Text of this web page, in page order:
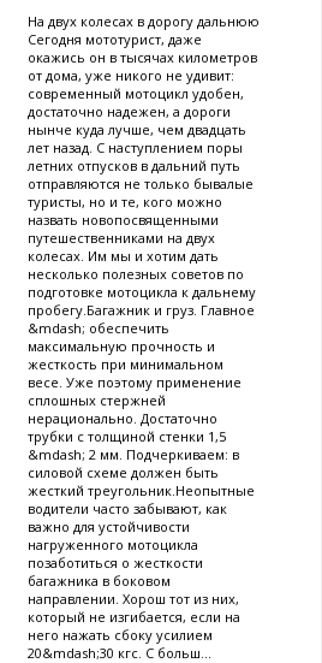
На двух колесах в дорогу дальнюю
Сегодня мототурист, даже
окажись он в тысячах километров
от дома, уже никого не удивит:
современный мотоцикл удобен,
достаточно надежен, а дороги
нынче куда лучше, чем двадцать
лет назад. С наступлением поры
летних отпусков в дальний путь
отправляются не только бывалые
туристы, но и те, кого можно
назвать новопосвященными
путешественниками на двух
колесах. Им мы и хотим дать
несколько полезных советов по
подготовке мотоцикла к дальнему
пробегу.Багажник и груз. Главное
&mdash; обеспечить
максимальную прочность и
жесткость при минимальном
весе. Уже поэтому применение
сплошных стержней
нерационально. Достаточно
трубки с толщиной стенки 1,5
&mdash; 2 мм. Подчеркиваем: в
силовой схеме должен быть
жесткий треугольник.Неопытные
водители часто забывают, как
важно для устойчивости
нагруженного мотоцикла
позаботиться о жесткости
багажника в боковом
направлении. Хорош тот из них,
который не изгибается, если на
него нажать сбоку усилием
20&mdash;30 кгс. С больш...